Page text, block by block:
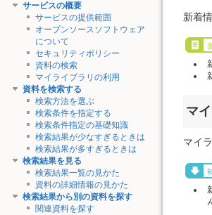
サービスの概要
サービスの提供範囲
オープンソースソフトウェア
について
セキュリティポリシー
資料の検索
マイライブラリの利用
資料を検索する
検索方法を選ぶ
検索条件を指定する
検索条件指定の基礎知識
検索結果が少なすぎるときは
検索結果が多すぎるときは
検索結果を見る
検索結果一覧の見かた
資料の詳細情報の見かた
検索結果から別の資料を探す
関連資料を探す
新着
マ
マイ